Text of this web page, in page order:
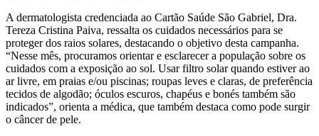
A dermatologista credenciada ao Cartão Saúde São Gabriel, Dra.
Tereza Cristina Paiva, ressalta os cuidados necessários para se
proteger dos raios solares, destacando o objetivo desta campanha.
“Nesse mês, procuramos orientar e esclarecer a população sobre os
cuidados com a exposição ao sol. Usar filtro solar quando estiver ao
ar livre, em praias e/ou piscinas; roupas leves e claras, de preferência
tecidos de algodão; óculos escuros, chapéus e bonés também são
indicados”, orienta a médica, que também destaca como pode surgir
o câncer de pele.